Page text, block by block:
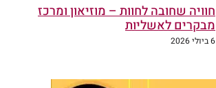
חוויה שחובה לחוות – מוזיאון ומרכז
מבקרים לאשליות
6 ביולי 2026